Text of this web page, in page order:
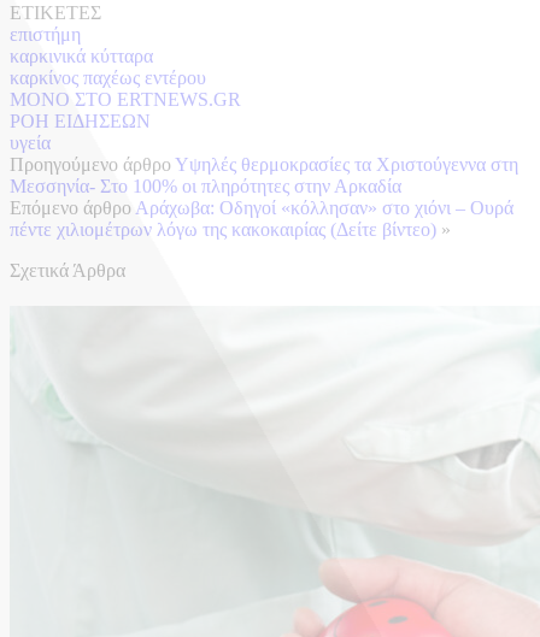
ΕΤΙΚΕΤΕΣ
επιστήμη
καρκινικά κύτταρα
καρκίνος παχέως εντέρου
ΜΟΝΟ ΣΤΟ ERTNEWS.GR
ΡΟΗ ΕΙΔΗΣΕΩΝ
υγεία
Προηγούμενο άρθρο Υψηλές θερμοκρασίες τα Χριστούγεννα στη
Μεσσηνία- Στο 100% οι πληρότητες στην Αρκαδία
Επόμενο άρθρο Αράχωβα: Οδηγοί «κόλλησαν» στο χιόνι – Ουρά
πέντε χιλιομέτρων λόγω της κακοκαιρίας (Δείτε βίντεο) »
Σχετικά Άρθρα